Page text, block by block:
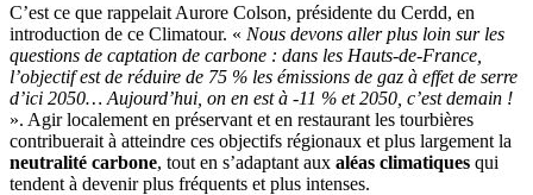
C’est ce que rappelait Aurore Colson, présidente du Cerdd, en
introduction de ce Climatour. « Nous devons aller plus loin sur les
questions de captation de carbone : dans les Hauts-de-France,
l’objectif est de réduire de 75 % les émissions de gaz à effet de serre
d’ici 2050… Aujourd’hui, on en est à -11 % et 2050, c’est demain !
». Agir localement en préservant et en restaurant les tourbières
contribuerait à atteindre ces objectifs régionaux et plus largement la
neutralité carbone, tout en s’adaptant aux aléas climatiques qui
tendent à devenir plus fréquents et plus intenses.